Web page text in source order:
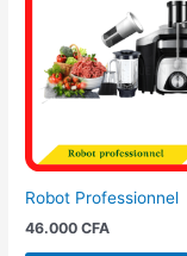
Robot Professionnel
46.000CFA